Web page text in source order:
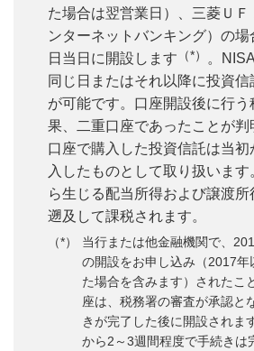
た場合は翌営業日）、三菱ＵＦ
ンターネットバンキング）の
日当日に開設します （*）
。
同じ日またはそれ以降に投資信
が可能です。口座開設後に行
果、二重口座であったことが
口座で購入した投資信託は当
入したものとして取り扱いま
ら生じる配当所得および譲渡所
遡及して課税されます。
当行または他金融機関で、
の開設をお申し込み（2017年
た場合を含みます）されたこ
座は、税務署の審査が承認と
きが完了した後に開設されま
から2～3週間程度で手続きは